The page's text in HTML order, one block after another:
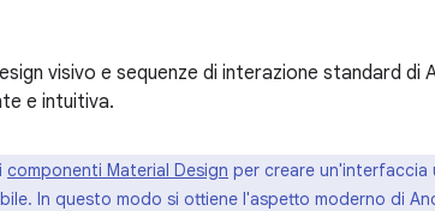
visivo e sequenze di interazione standard di
e intuitiva.
componenti Material Design per creare
In questo modo si ottiene l'aspetto moderno di